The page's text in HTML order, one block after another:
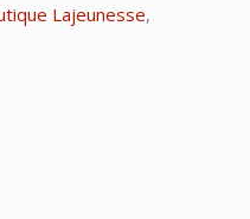
Lajeunesse,